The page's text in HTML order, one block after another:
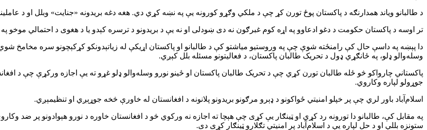
د طالبانو ویاند همدارنګه د پاکستان پوځ تورن کړ چې د ملکي وګړو کورونه یې په نښه کړي دي. هغه دغه بریدونه «جنایت» وبلل او د
تر اوسه د پاکستان حکومت د دغو ادعاوو په اړه کوم غبرګون نه دی ښودلی او نه یې د بریدونو د ترسره کېدو یا د هغوی د احتمالي موخو په
دا پېښه په داسې حال کې رامنځته شوې چې په وروستیو میاشتو کې د طالبانو او پاکستان اړیکې له زیاتېدونکو کړکېچونو سره مخامخ
وسله‌والو ډلو، په ځانګړي ډول د تحریک طالبان پاکستان، د فعالیتونو مسئله بلل کېږي.
پاکستاني چارواکو څو ځله طالبان تورن کړي چې د تحریک طالبان پاکستان او ځینو نورو وسله‌والو ډلو غړو ته یې اجازه ورکړې چې د
جوړولو لپاره وکاروي.
اسلام‌آباد باور لري چې پر خپلو امنیتي ځواکونو د ډېرو مرګونو بریدونو پلانونه د افغانستان له خاورې څخه جوړېږي او تنظیمېږي.
په مقابل کې، طالبانو دا تورونه رد کړي او ټینګار یې کړی چې هېچا ته اجازه نه ورکوي څو د افغانستان خاوره د نورو هېوادونو پر ضد
ستونزه بللې او د حل لپاره یې د اسلام‌آباد پر امنیتي تګلارو ټینګار کړی دی.